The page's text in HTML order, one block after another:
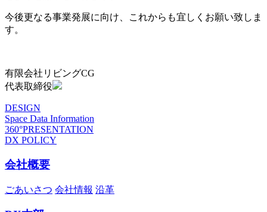
今後更なる事業発展に向け、これからも宜しくお願い致しま
す。
有限会社リビングCG
代表取締役
DESIGN
Space Data Information
360°PRESENTATION
DX POLICY
会社概要
ごあいさつ 会社情報 沿革